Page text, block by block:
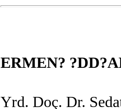
ERMEN?
Yrd. Doç. Dr.